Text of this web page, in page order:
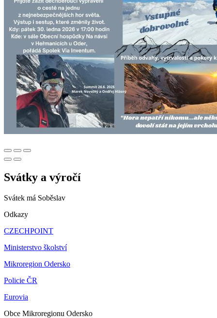
Svátky a výročí
Svátek má Soběslav
Odkazy
CZECHPOINT
Ministerstvo školství
Mikroregion Odersko
Policie ČR
Eurovia
Obce Mikroregionu Odersko